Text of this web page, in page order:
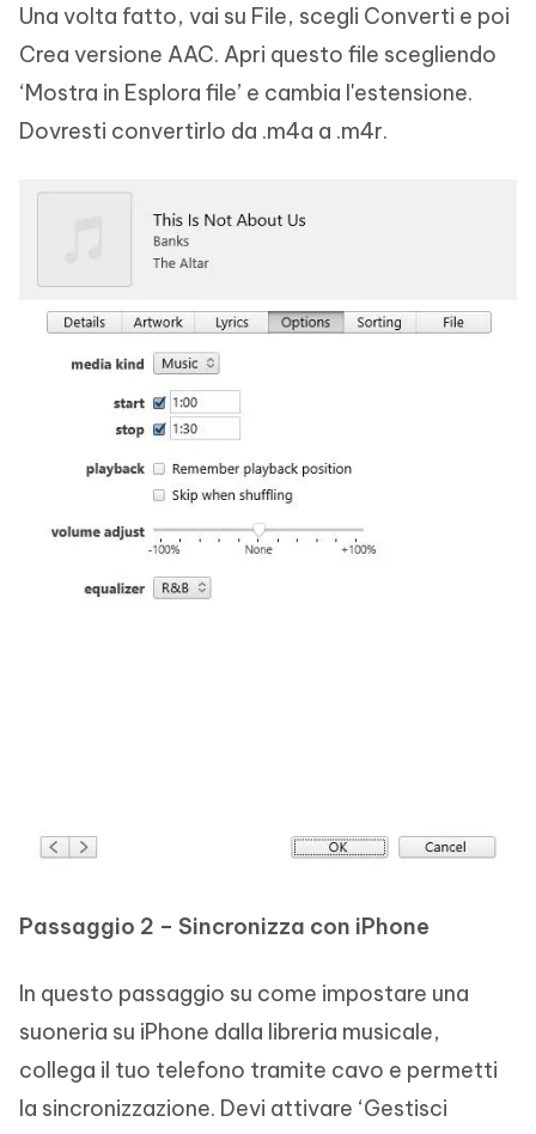
Una volta fatto, vai su File, scegli Converti e poi
Crea versione AAC. Apri questo file scegliendo
‘Mostra in Esplora file’ e cambia l'estensione.
Dovresti convertirlo da .m4a a .m4r.
Passaggio 2 – Sincronizza con iPhone
In questo passaggio su come impostare una
suoneria su iPhone dalla libreria musicale,
collega il tuo telefono tramite cavo e permetti
la sincronizzazione. Devi attivare ‘Gestisci